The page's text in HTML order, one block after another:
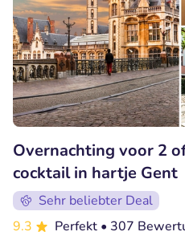
Overnachting voor 2
cocktail in hartje Gent
Sehr beliebter Deal
9.3
Perfekt • 307